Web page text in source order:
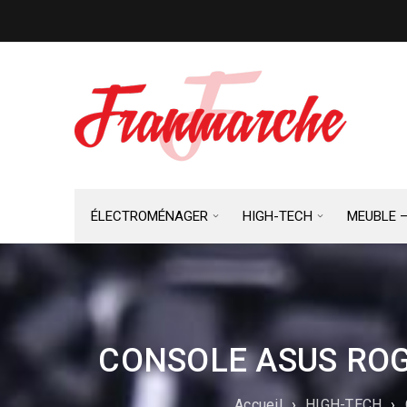
ÉLECTROMÉNAGER HIGH-TECH MEUBLE
CONSOLE ASUS